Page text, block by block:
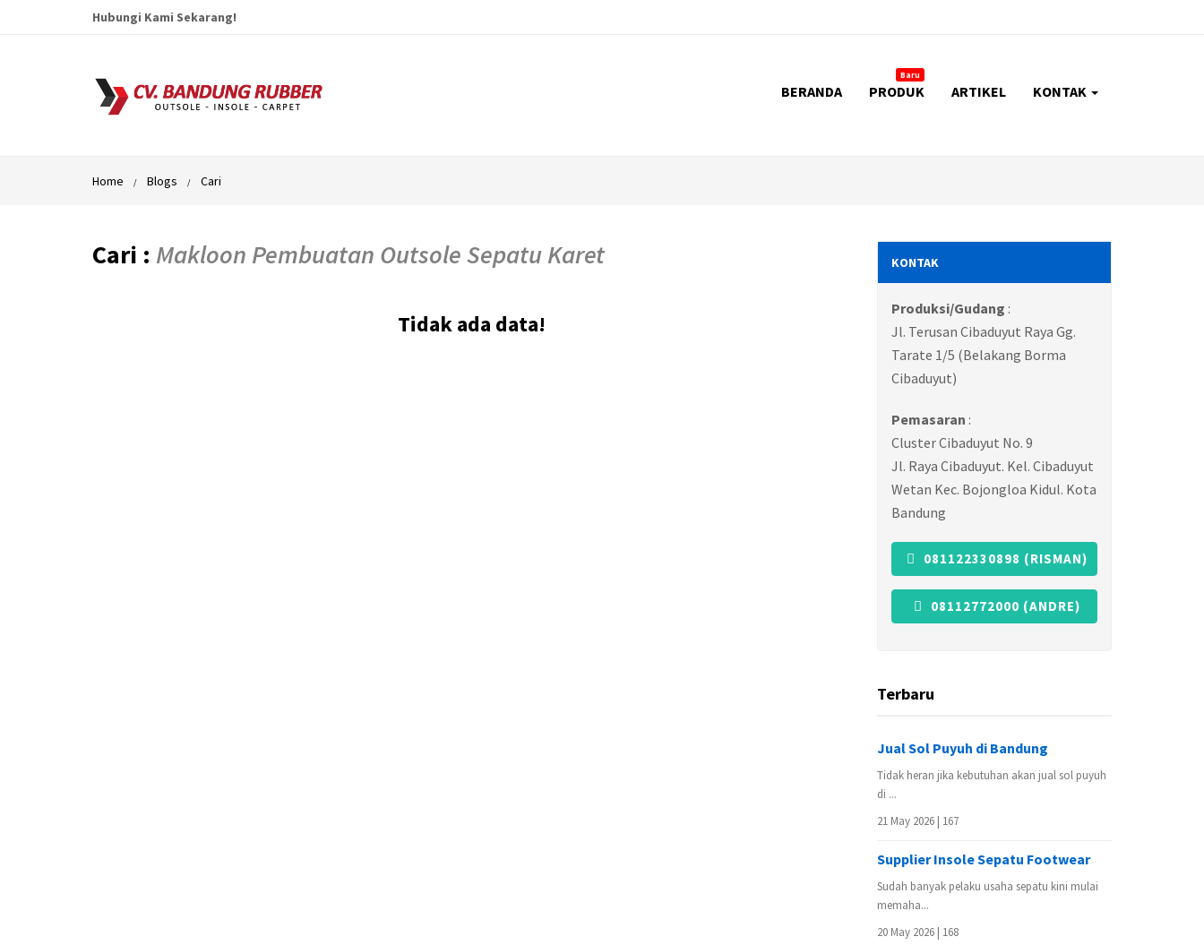
Hubungi Kami Sekarang!
BERANDA PRODUK
Baru
ARTIKEL KONTAK
Home Blogs Cari
Cari : Makloon Pembuatan Outsole Sepatu Karet
Tidak ada data!
KONTAK
Produksi/Gudang :
Jl. Terusan Cibaduyut Raya Gg.
Tarate 1/5 (Belakang Borma
Cibaduyut)
Pemasaran :
Cluster Cibaduyut No. 9
Jl. Raya Cibaduyut. Kel. Cibaduyut
Wetan Kec. Bojongloa Kidul. Kota
Bandung
081122330898 (RISMAN)
08112772000 (ANDRE)
Terbaru
Jual Sol Puyuh di Bandung
Tidak heran jika kebutuhan akan jual sol puyuh
di ...
21 May 2026 | 167
Supplier Insole Sepatu Footwear
Sudah banyak pelaku usaha sepatu kini mulai
memaha...
20 May 2026 | 168